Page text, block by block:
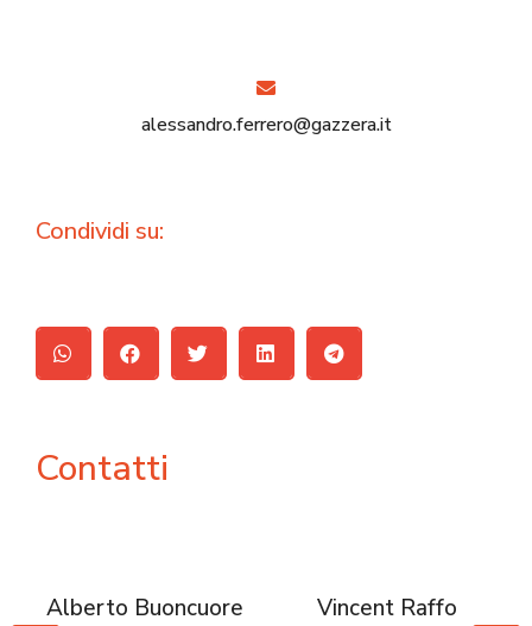
Contatti
alessandro.ferrero@gazzera.it
Condividi su:
Alberto Buoncuore Vincent Raffo